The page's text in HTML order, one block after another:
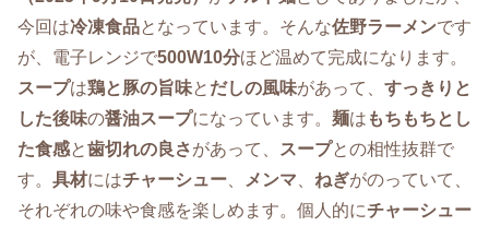
今回は冷凍食品となっています。そんな佐野ラーメンです
が、電子レンジで500W10分ほど温めて完成になります。
スープは鶏と豚の旨味と だしの風味があって、 すっきりと
した後味の醤油スープになっています。 麺は もちもちとし
た食感と歯切れの良さがあって、 スープとの相性抜群で
す。 具材にはチャーシュー メンマ ねぎがのっていて、
それぞれの味や食感を楽しめます。個人的にチャーシュー